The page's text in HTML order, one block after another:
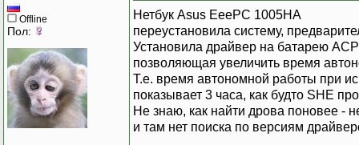
Offline
Пол:
Нетбук Asus EeePC 1005HA
переустановила систему,
Установила драйвер на батарею
позволяющая увеличить время
Т.е. время автономной работы при
показывает 3 часа, как будто SHE
Не знаю, как найти дрова поновее -
и там нет поиска по версиям